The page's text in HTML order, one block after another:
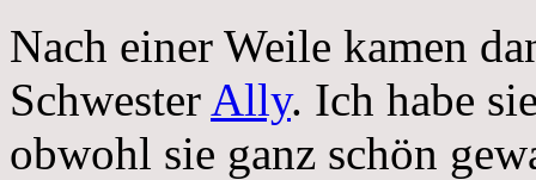
Nach einer Weile kamen
Schwester Ally. Ich habe
obwohl sie ganz schön